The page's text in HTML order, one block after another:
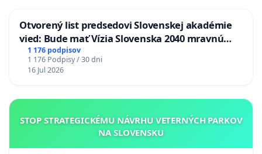
Otvorený list predsedovi Slovenskej akadémie
vied: Bude mať Vízia Slovenska 2040 mravnú
chrbticu?
1 176 podpisov
1 176 Podpisy / 30 dni
16 Jul 2026
STOP STRATEGICKÉMU NÁVRHU VETERNÝCH PARKOV
NA SLOVENSKU